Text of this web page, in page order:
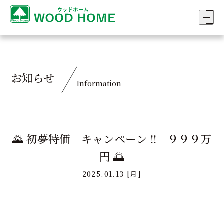
お知らせ Information
🌄 初夢特価 キャンペーン !! ９９９万
円 🌅
2025.01.13 [月]